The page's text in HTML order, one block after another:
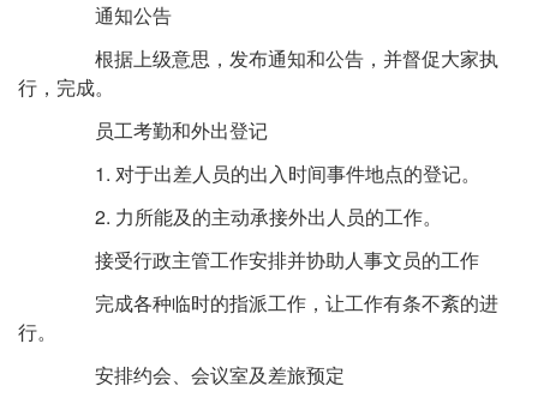
通知公告
根据上级意思，发布通知和公告，并督促大家执
行，完成。
员工考勤和外出登记
1. 对于出差人员的出入时间事件地点的登记。
2. 力所能及的主动承接外出人员的工作。
接受行政主管工作安排并协助人事文员的工作
完成各种临时的指派工作，让工作有条不紊的进
行。
安排约会、会议室及差旅预定